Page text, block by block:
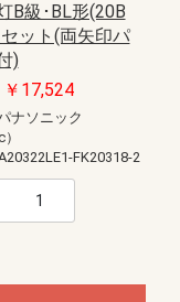
B級･BL形(20B
ット(両矢印パ
)
17,524
ナソニック
FK20318-2